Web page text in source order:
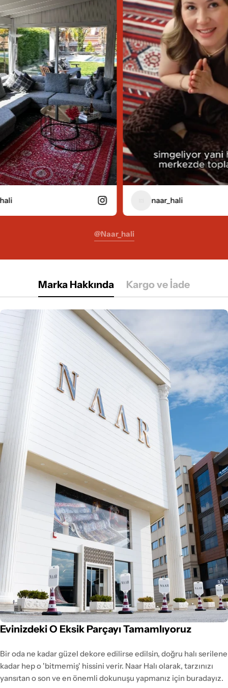
naar_hali
@naar_hali
Marka Hakkında Kargo ve İade
Evinizdeki O Eksik Parçayı Tamamlıyoruz
Bir oda ne kadar güzel dekore edilirse edilsin, doğru halı serilene
kadar hep o 'bitmemiş' hissini verir. Naar Halı olarak, tarzınızı
yansıtan o son ve en önemli dokunuşu yapmanız için buradayız.